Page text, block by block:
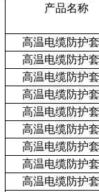
产品名称
高温电缆防护
高温电缆防护
高温电缆防护
高温电缆防护
高温电缆防护
高温电缆防护
高温电缆防护
高温电缆防护
高温电缆防护